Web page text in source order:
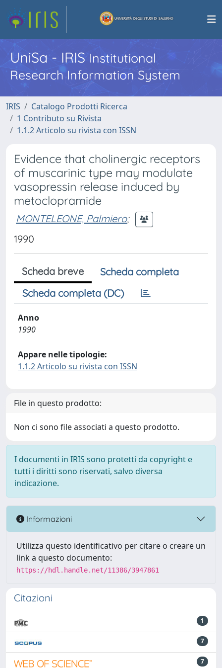
UniSa - IRISInstitutional
Research Information System
IRIS
Catalogo Prodotti Ricerca
1 Contributo su Rivista
1.1.2 Articolo su rivista con ISSN
Evidence that cholinergic receptors
of muscarinic type may modulate
vasopressin release induced by
metoclopramide
MONTELEONE, Palmiero;
1990
Scheda breve
Scheda completa
Scheda completa (DC)
Anno
1990
Appare nelle tipologie:
1.1.2 Articolo su rivista con ISSN
File in questo prodotto:
Non ci sono file associati a questo prodotto.
I documenti in IRIS sono protetti da copyright e
tutti i diritti sono riservati, salvo diversa
indicazione.
Informazioni
Utilizza questo identificativo per citare o creare un
link a questo documento:
https://hdl.handle.net/11386/3947861
Citazioni
1
7
7